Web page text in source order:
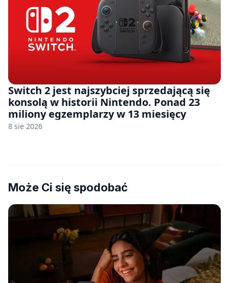
Switch 2 jest najszybciej sprzedającą się
konsolą w historii Nintendo. Ponad 23
miliony egzemplarzy w 13 miesięcy
8 sie 2026
Może Ci się spodobać